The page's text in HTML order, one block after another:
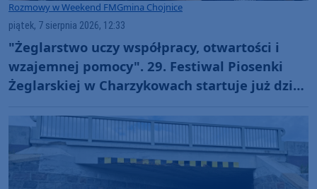
Rozmowy w Weekend FMGmina Chojnice
piątek, 7 sierpnia 2026, 12:33
"Żeglarstwo uczy współpracy, otwartości i
wzajemnej pomocy". 29. Festiwal Piosenki
Żeglarskiej w Charzykowach startuje już dziś.
(ROZMOWA)